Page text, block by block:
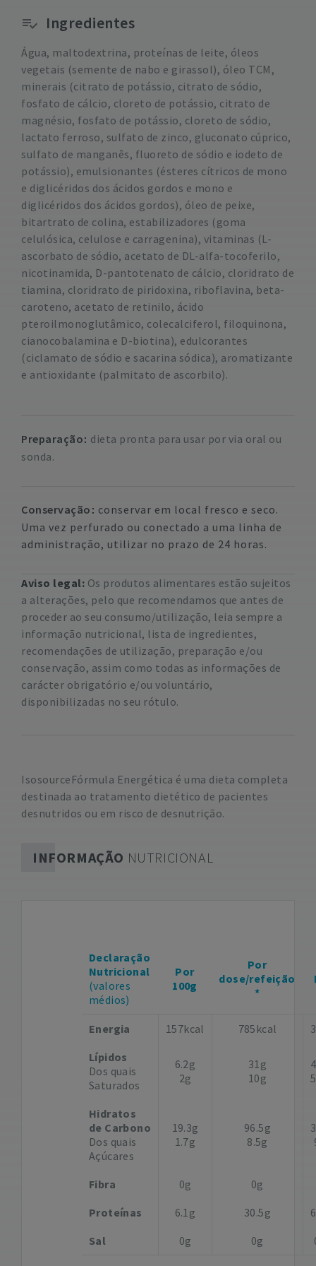
Ingredientes
Água, maltodextrina, proteínas de leite, óleos
vegetais (semente de nabo e girassol), óleo TCM,
minerais (citrato de potássio, citrato de sódio,
fosfato de cálcio, cloreto de potássio, citrato de
magnésio, fosfato de potássio, cloreto de sódio,
lactato ferroso, sulfato de zinco, gluconato cúprico,
sulfato de manganês, fluoreto de sódio e iodeto de
potássio), emulsionantes (ésteres cítricos de mono
e diglicéridos dos ácidos gordos e mono e
diglicéridos dos ácidos gordos), óleo de peixe,
bitartrato de colina, estabilizadores (goma
celulósica, celulose e carragenina), vitaminas (L-
ascorbato de sódio, acetato de DL-alfa-tocoferilo,
nicotinamida, D-pantotenato de cálcio, cloridrato de
tiamina, cloridrato de piridoxina, riboflavina, beta-
caroteno, acetato de retinilo, ácido
pteroilmonoglutâmico, colecalciferol, filoquinona,
cianocobalamina e D-biotina), edulcorantes
(ciclamato de sódio e sacarina sódica), aromatizante
e antioxidante (palmitato de ascorbilo).
Preparação dieta pronta para usar por via oral ou
sonda.
Conservação
conservar em local fresco e seco.
Uma vez perfurado ou conectado a uma linha de
administração, utilizar no prazo de 24 horas.
Aviso legal: Os produtos alimentares estão sujeitos
a alterações, pelo que recomendamos que antes de
proceder ao seu consumo/utilização, leia sempre a
informação nutricional, lista de ingredientes,
recomendações de utilização, preparação e/ou
conservação, assim como todas as informações de
carácter obrigatório e/ou voluntário,
disponibilizadas no seu rótulo.
IsosourceFórmula Energética é uma dieta completa
destinada ao tratamento dietético de pacientes
desnutridos ou em risco de desnutrição.
INFORMAÇÃO NUTRICIONAL
Declaração
Nutricional
(valores
médios)
Por
100g
Por
dose/refeição
*
Energia 157kcal 785kcal
Lípidos
Dos quais
Saturados
6.2g
2g
31g
10g
Hidratos
de Carbono
Dos quais
Açúcares
19.3g
1.7g
96.5g
8.5g
Fibra 0g
0g
Proteínas
6.1g 30.5g
Sal
0g 0g